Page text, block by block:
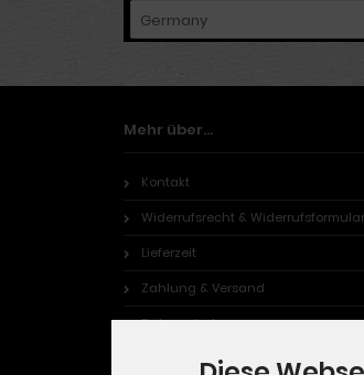
Germany
Mehr über...
Kontakt
Widerrufsrecht & Widerrufsformular
Lieferzeit
Zahlung & Versand
Datenschutz